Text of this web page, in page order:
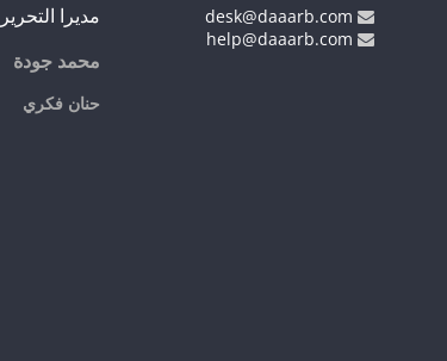
مديرا التحرير
محمد جودة
حنان فكري